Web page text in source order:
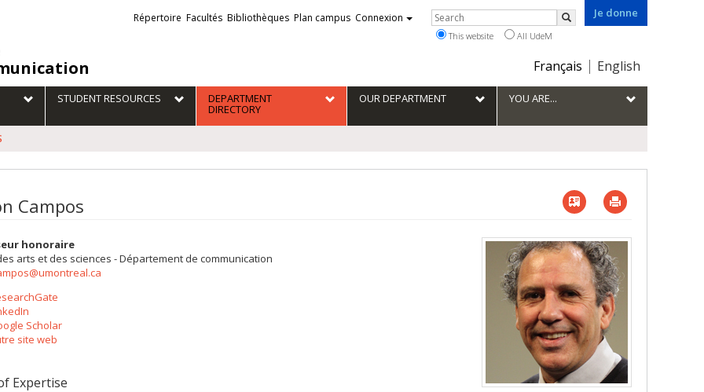
Je donne
Choix
la
langue
Français English
Liens
externes
Répertoire Facultés Bibliothèques Plan campus Connexion Rechercher
Search
This website All UdeM
STUDENT RESOURCES DEPARTMENT
DIRECTORY
OUR DEPARTMENT YOU ARE...
Campos Vcard
honoraire
arts et des sciences - Département de communication
Scholar
site web
Expertise